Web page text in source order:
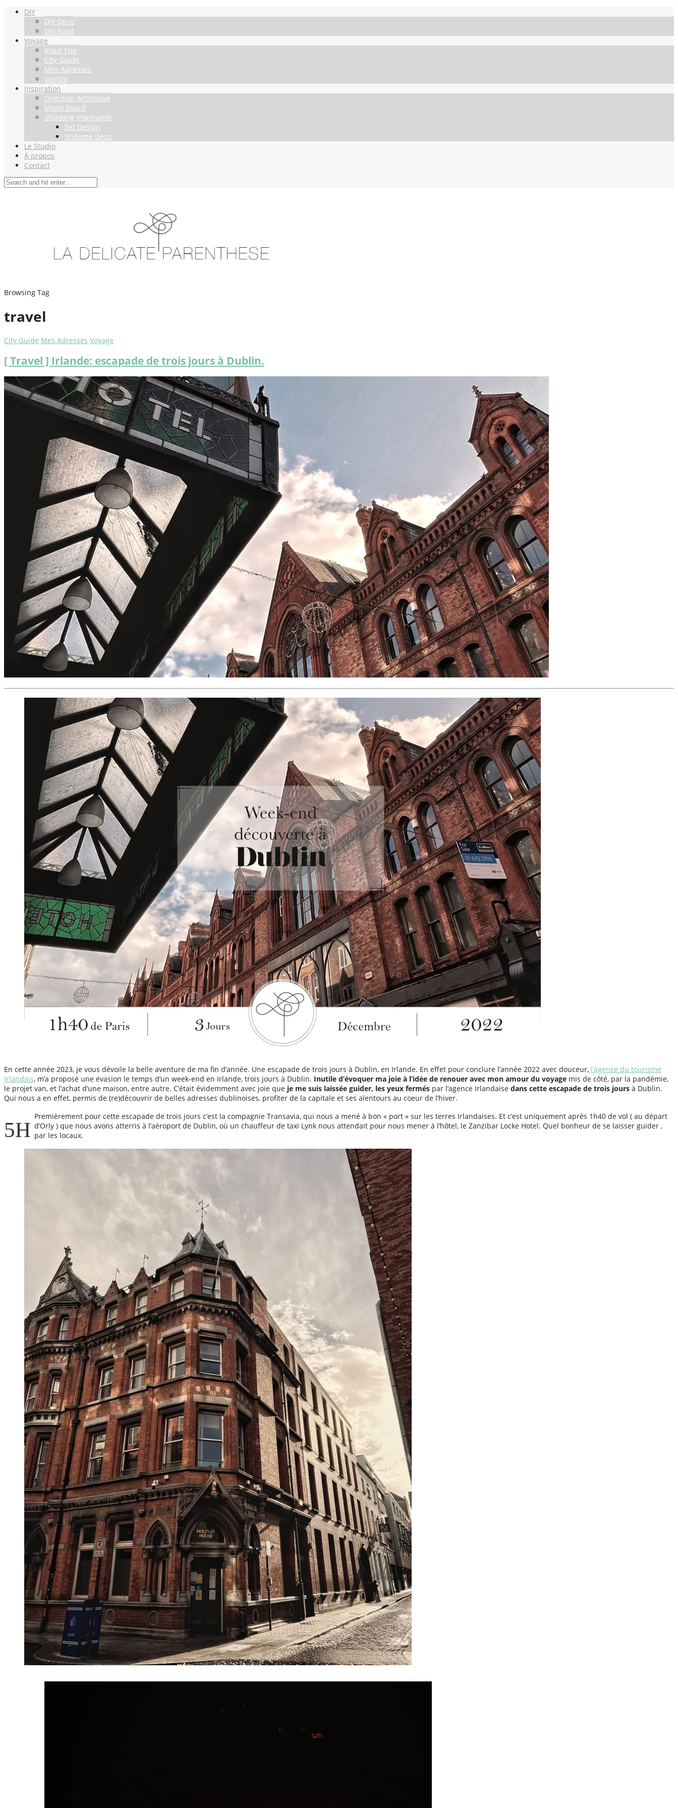
DIY
DIY Déco
DIY Food
Voyage
Road Trip
City Guide
Mes Adresses
Vanlife
Inspiration
Direction Artistique
Mood Board
Shooting Inspiration
Set Design
Stylisme Déco
Le Studio
À propos
Contact
Browsing Tag
travel
City Guide Mes Adresses Voyage
[ Travel ] Irlande: escapade de trois jours à Dublin.
En cette année 2023, je vous dévoile la belle aventure de ma fin d’année. Une escapade de trois jours à Dublin, en Irlande. En effet pour conclure l’année 2022 avec douceur, l’agence du tourisme
Irlandais, m’a proposé une évasion le temps d’un week-end en Irlande, trois jours à Dublin. Inutile d’évoquer ma joie à l’idée de renouer avec mon amour du voyage mis de côté, par la pandémie,
le projet van, et l’achat d’une maison, entre autre. C’était évidemment avec joie que je me suis laissée guider, les yeux fermés par l’agence Irlandaise dans cette escapade de trois jours à Dublin.
Qui nous a en effet, permis de (re)découvrir de belles adresses dublinoises, profiter de la capitale et ses alentours au coeur de l’hiver.
5H
Premièrement pour cette escapade de trois jours c’est la compagnie Transavia, qui nous a mené à bon « port » sur les terres Irlandaises. Et c’est uniquement après 1h40 de vol ( au départ
d’Orly ) que nous avons atterris à l’aéroport de Dublin, où un chauffeur de taxi Lynk nous attendait pour nous mener à l’hôtel, le Zanzibar Locke Hotel. Quel bonheur de se laisser guider ,
par les locaux.